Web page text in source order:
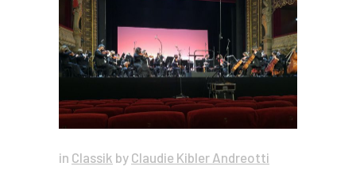
in Classik by Claudie Kibler Andreotti